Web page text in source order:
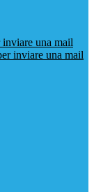
una mail
inviare una mail